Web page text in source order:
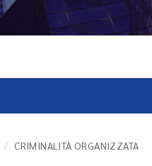
CRIMINALITÀ ORGANIZZATA